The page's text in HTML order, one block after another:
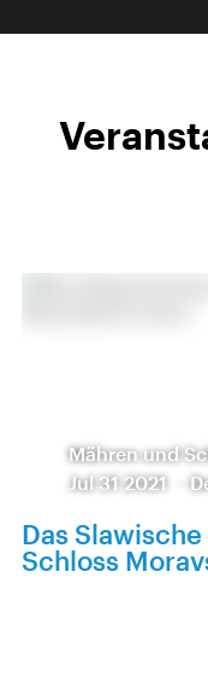
Mähren und
Jul 31 2021
Das Slawische
Schloss